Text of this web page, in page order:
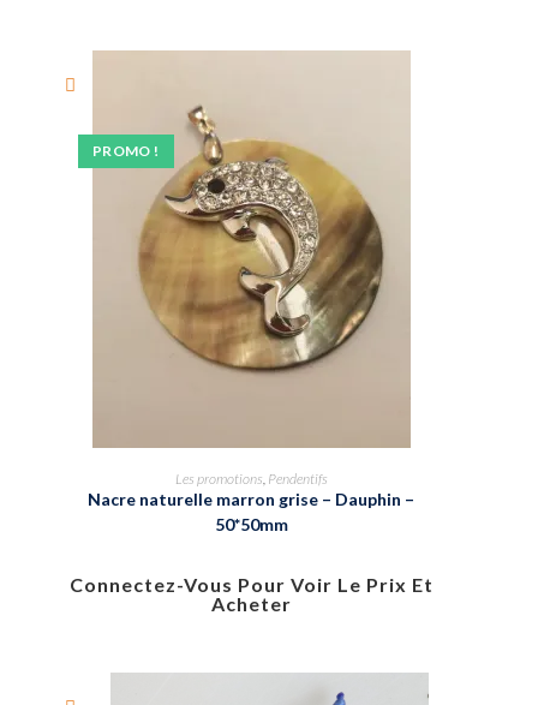
PROMO !
Les promotions Pendentifs
Nacre naturelle marron grise – Dauphin –
50*50mm
Connectez-Vous Pour Voir Le Prix Et
Acheter